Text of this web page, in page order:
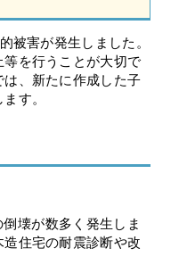
被害が発生しました。
を行うことが大切で
、新たに作成した子
す。
壊が数多く発生しま
住宅の耐震診断や改